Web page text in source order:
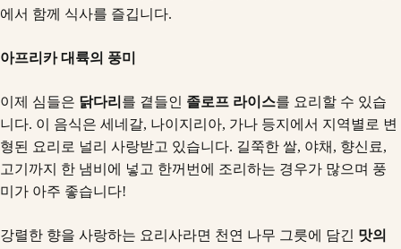
아프리카 대륙의 풍미
이제 심들은 닭다리 를 곁들인 졸로프 라이스를 요리할 수 있습
니다. 이 음식은 세네갈, 나이지리아, 가나 등지에서 지역별로 변
형된 요리로 널리 사랑받고 있습니다. 길쭉한 쌀, 야채, 향신료,
고기까지 한 냄비에 넣고 한꺼번에 조리하는 경우가 많으며 풍
미가 아주 좋습니다!
강렬한 향을 사랑하는 요리사라면 천연 나무 그릇에 담긴 맛의